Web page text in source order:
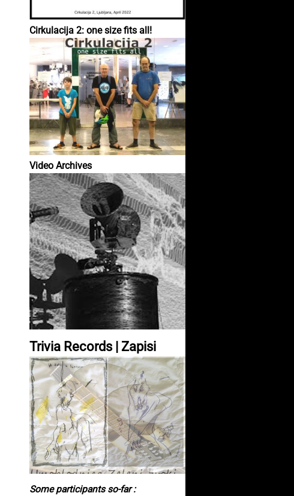
Cirkulacija 2: one size fits all!
Video Archives
Trivia Records | Zapisi
Some participants so-far :